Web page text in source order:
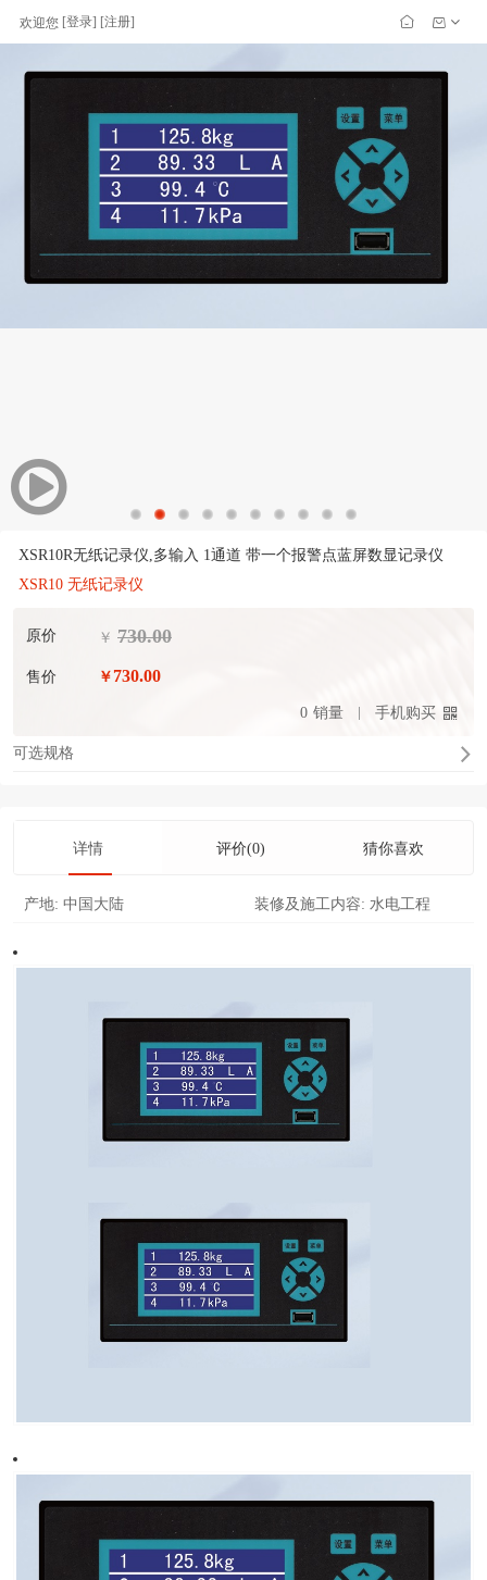
欢迎您 [登录] [注册]
XSR10R无纸记录仪,多输入 1通道 带一个报警点蓝屏数显记录仪
XSR10 无纸记录仪
原价 ￥ 730.00
售价 ￥ 730.00
0 销量 手机购买
可选规格
详情 评价(0) 猜你喜欢
产地: 中国大陆 装修及施工内容: 水电工程